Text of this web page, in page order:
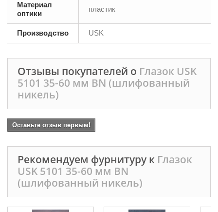
Материал
оптики
пластик
Производство USK
Отзывы покупателей о Глазок USK
5101 35-60 мм BN (шлифованный
никель)
Оставьте отзыв первым!
Рекомендуем фурнитуру к Глазок
USK 5101 35-60 мм BN
(шлифованный никель)